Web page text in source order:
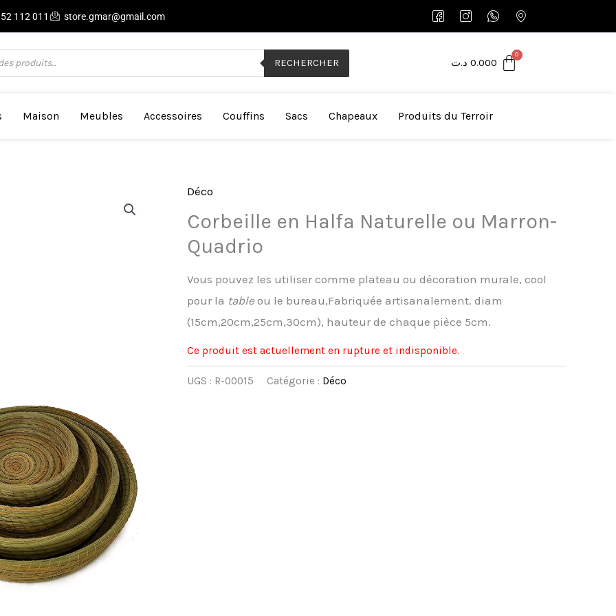
112 011 store.gmar@gmail.com
RECHERCHER 0.000 د.ت
Maison Meubles Accessoires Couffins Sacs Chapeaux Produits du Terroir
Déco
Corbeille en Halfa Naturelle ou Marron-
Quadrio
Vous pouvez les utiliser comme plateau ou décoration murale, cool
pour la table ou le bureau,Fabriquée artisanalement. diam
(15cm,20cm,25cm,30cm), hauteur de chaque pièce 5cm.
Ce produit est actuellement en rupture et indisponible.
UGS : R-00015 Catégorie : Déco